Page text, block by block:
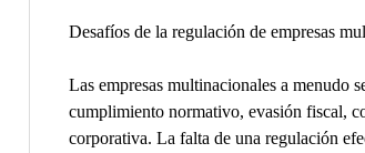
Desafíos de la regulación de empresas
Las empresas multinacionales a menudo
cumplimiento normativo, evasión fiscal,
corporativa. La falta de una regulación